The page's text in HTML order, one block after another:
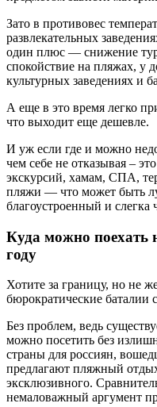
Зато в противовес
развлекательных
один плюс — снижение
спокойствие на пляжах, у
культурных заведениях и
А еще в это время легко
что выходит еще дешевле.
И уж если где и можно
чем себе не отказывая –
экскурсий, хамам, СПА,
пляжи — что может быть
благоустроенный и
Куда можно поехать
году
Хотите за границу, но не
бюрократические баталии
Без проблем, ведь
можно посетить без
страны для россиян,
предлагают пляжный
эксклюзивного.
немаловажный аргумент